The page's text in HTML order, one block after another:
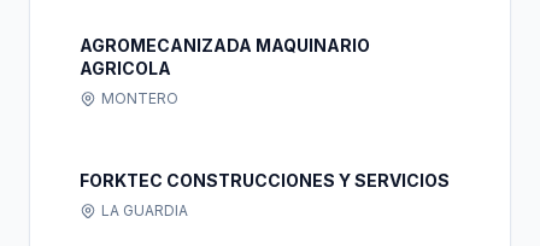
AGROMECANIZADA MAQUINARIO
AGRICOLA
MONTERO
FORKTEC CONSTRUCCIONES Y SERVICIOS
LA GUARDIA